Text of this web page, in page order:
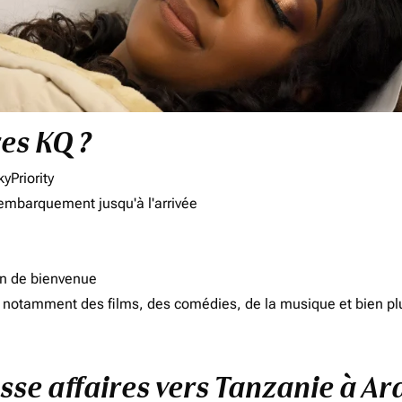
KQ ?
jusqu'à l'arrivée
de bienvenue
des films, des comédies, de la musique et bien
affaires vers Tanzanie à